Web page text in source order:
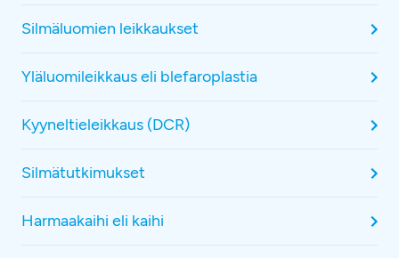
Silmäluomien leikkaukset
Yläluomileikkaus eli blefaroplastia
Kyyneltieleikkaus (DCR)
Silmätutkimukset
Harmaakaihi eli kaihi